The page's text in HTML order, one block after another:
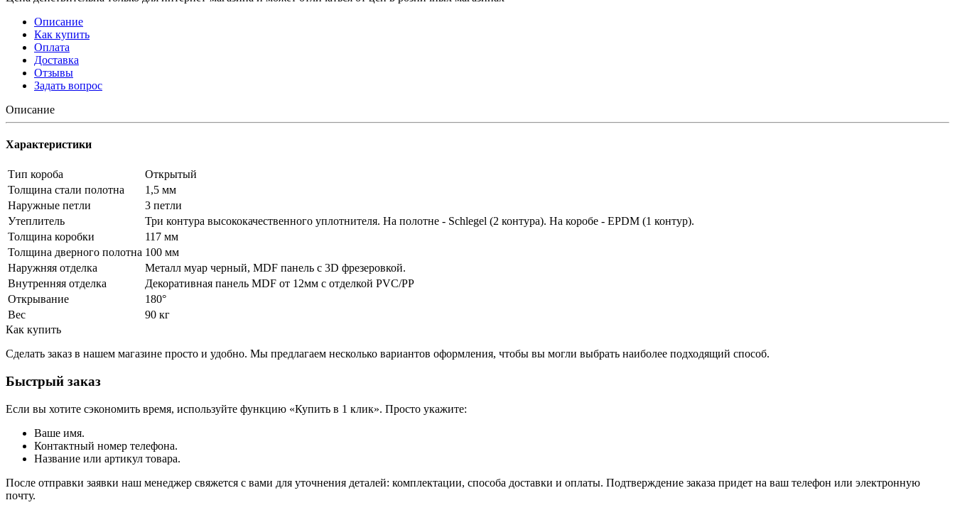
Описание
Как купить
Оплата
Доставка
Отзывы
Задать вопрос
Описание
Характеристики
Тип короба
Открытый
Толщина стали полотна
1,5 мм
Наружные петли
3 петли
Утеплитель
Три контура высококачественного уплотнителя. На полотне - Schlegel (2 контура). На коробе - EPDM (1 контур).
Толщина коробки
117 мм
Толщина дверного полотна 100 мм
Наружняя отделка
Металл муар черный, MDF панель с 3D фрезеровкой.
Внутренняя отделка
Декоративная панель MDF от 12мм с отделкой PVC/PP
Открывание
180°
Вес
90 кг
Как купить
Сделать заказ в нашем магазине просто и удобно. Мы предлагаем несколько вариантов оформления, чтобы вы могли выбрать наиболее подходящий способ.
Быстрый заказ
Если вы хотите сэкономить время, используйте функцию «Купить в 1 клик». Просто укажите:
Ваше имя.
Контактный номер телефона.
Название или артикул товара.
После отправки заявки наш менеджер свяжется с вами для уточнения деталей: комплектации, способа доставки и оплаты. Подтверждение заказа придет на ваш телефон или электронную
почту.